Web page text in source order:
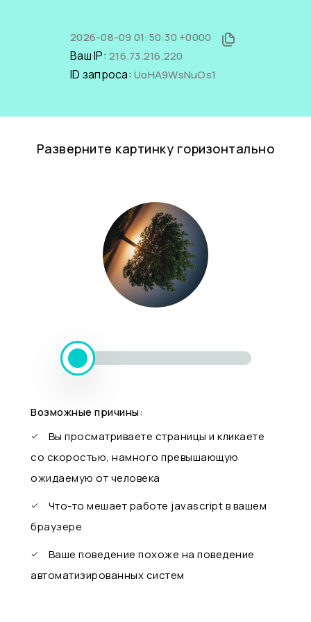
2026-08-09 01:50:30 +0000
Ваш IP: 216.73.216.220
ID запроса: UoHA9WsNuOs1
Разверните картинку горизонтально
Возможные причины:
Вы просматриваете страницы и кликаете
со скоростью, намного превышающую
ожидаемую от человека
Что-то мешает работе javascript в вашем
браузере
Ваше поведение похоже на поведение
автоматизированных систем